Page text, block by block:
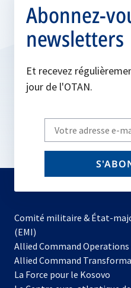
Abonnez-
newsletters
Et recevez
jour de l'OTAN.
Write
your
email
Comité militaire & État-
(EMI)
Allied Command Operations
Allied Command
La Force pour le Kosovo